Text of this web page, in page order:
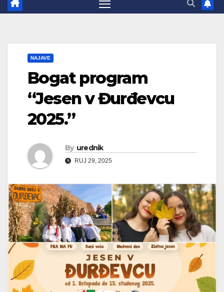
NAJAVE
Bogat program
“Jesen v Đurđevcu
2025.”
By urednik
RUJ 29, 2025